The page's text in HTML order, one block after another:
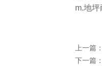
m.地
上一篇
下一篇